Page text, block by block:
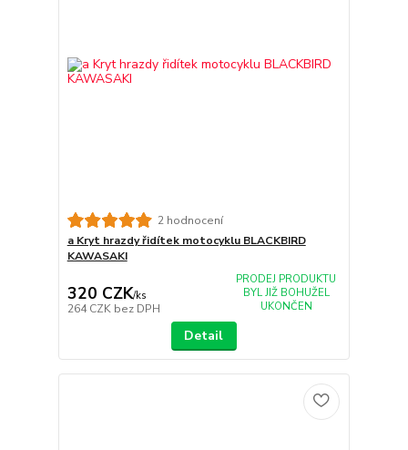
2 hodnocení
a Kryt hrazdy řidítek motocyklu BLACKBIRD
KAWASAKI
320 CZK/ks
264 CZK bez DPH
PRODEJ PRODUKTU
BYL JIŽ BOHUŽEL
UKONČEN
Detail